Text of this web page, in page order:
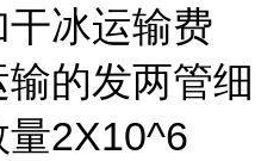
冰运输费
的发两管细
2X10^6